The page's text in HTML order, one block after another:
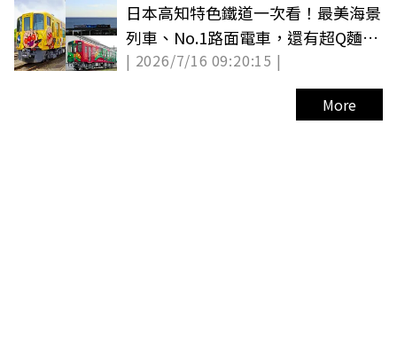
日本高知特色鐵道一次看！最美海景
列車、No.1路面電車，還有超Q麵包
超人、河童號
| 2026/7/16 09:20:15 |
More